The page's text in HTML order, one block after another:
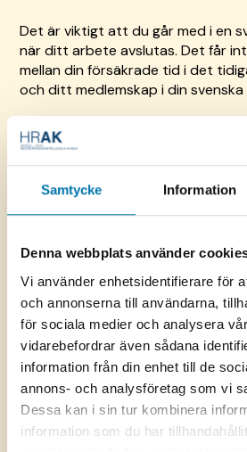
Samtycke Information
Denna webbplats använder
Vi använder enhetsidentifierare för
och annonserna till användarna,
för sociala medier och analysera
vidarebefordrar även sådana
information från din enhet till de
annons- och analysföretag som vi
Dessa kan i sin tur kombinera
information som du har
Det är viktigt att du går med i en
när ditt arbete avslutas. Det får
mellan din försäkrade tid i det
och ditt medlemskap i din svenska
Vi rekommenderar dig att
flyttar för att prata med en av våra
handläggare. Vi kan ge dig
gäller för just dig och din